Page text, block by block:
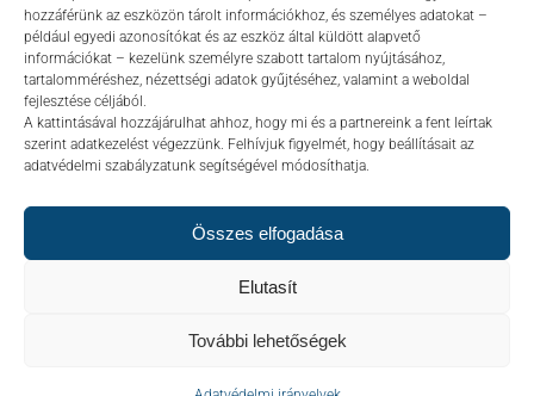
hozzáférünk az eszközön tárolt információkhoz, és személyes adatokat –
például egyedi azonosítókat és az eszköz által küldött alapvető
információkat – kezelünk személyre szabott tartalom nyújtásához,
tartalomméréshez, nézettségi adatok gyűjtéséhez, valamint a weboldal
fejlesztése céljából.
A kattintásával hozzájárulhat ahhoz, hogy mi és a partnereink a fent leírtak
szerint adatkezelést végezzünk. Felhívjuk figyelmét, hogy beállításait az
adatvédelmi szabályzatunk segítségével módosíthatja.
Összes elfogadása
Elutasít
További lehetőségek
+36(1) 3150-974
utvasut@utvasut-szeged.hu
UTVASUT-SZEGED Építő-és Szerelőipari, Vállalkozási, Kereskedelmi és